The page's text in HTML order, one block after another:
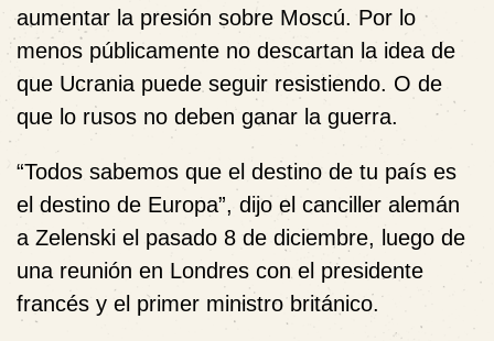
aumentar la presión sobre Moscú. Por lo
menos públicamente no descartan la idea de
que Ucrania puede seguir resistiendo. O de
que lo rusos no deben ganar la guerra.
“Todos sabemos que el destino de tu país es
el destino de Europa”, dijo el canciller alemán
a Zelenski el pasado 8 de diciembre, luego de
una reunión en Londres con el presidente
francés y el primer ministro británico.